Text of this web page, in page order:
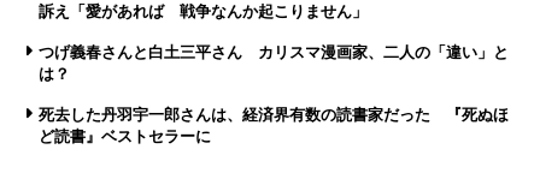
訴え「愛があれば 戦争なんか起こりません」
つげ義春さんと白土三平さん カリスマ漫画家、二人の「違い」と
は？
死去した丹羽宇一郎さんは、経済界有数の読書家だった 『死ぬほ
ど読書』ベストセラーに